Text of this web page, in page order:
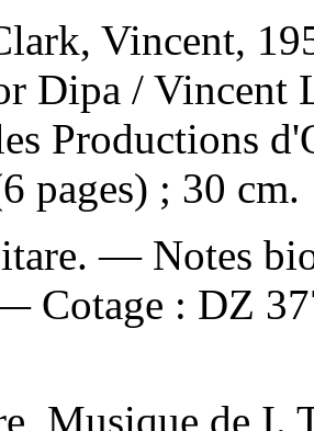
Vincent,
Dipa / Vincent
Productions
pages) ; 30 cm.
— Notes
Cotage : DZ
Musique de I.